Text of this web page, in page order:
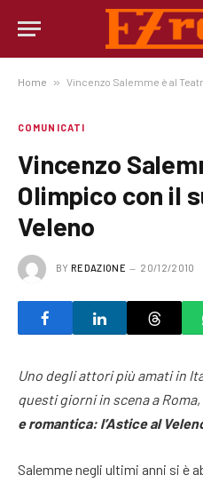
Home » Vincenzo Salemme è al
COMUNICATI
Vincenzo
Olimpico con il
Veleno
BY REDAZIONE 20/12/2010
Uno degli attori più amati in
questi giorni in scena a
e romantica: l’Astice al
Salemme negli ultimi anni si è